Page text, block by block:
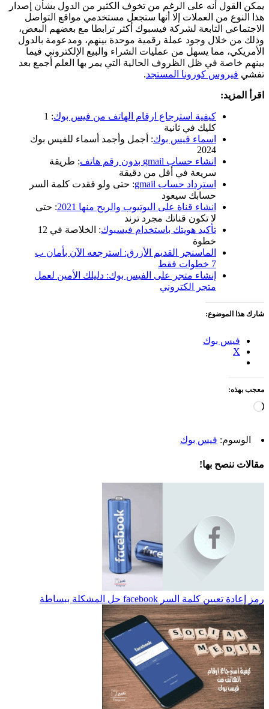
يمكن القول أنه على الرغم من تخوف الكثير من الدول بشأن إصدار
هذا النوع من العملات إلا أنها ستجعل مستخدمي مواقع التواصل
الاجتماعي التابعة لشركة فيسبوك أكثر ترابطا مع بعضهم البعض،
وذلك من خلال وجود عملة رقمية موحدة بينهم، ومدعومة بالدول
الأمريكي، مما يسهل من عمليات الشراء والبيع الإلكتروني فيما
بينهم خاصة في ظل الظروف الحالية التي يمر بها العلم أجمع بعد
تفشي فيروس كورونا المستجد.
اقرأ المزيد:
كيفية استرجاع ارقام الهاتف من فيس بوك
: 1
كليك في ثانية
اسماء فيس بوك: أجمل وأجمد أسماء للفيس بوك
2024
انشاء حساب gmail بدون رقم هاتف
: طريقة
سريعة في أقل من دقيقة
استرداد حساب gmail
: حتى ولو فقدت كلمة السر
حسابك سيعود
انشاء قناة على اليوتيوب والربح منها 2021
: حتى
لا تكون قناتك مجرد ترند
تأكيد هويتك باستخدام فيسبوك
: الخلاصة في 12
خطوة
الماسنجر القديم الأزرق: استرجعه الآن بأمان ب
7 خطوات فقط
إنشاء متجر على الفيس بوك: دليلك الأمين لعمل
متجر الكتروني
شارك هذا الموضوع:
فيس بوك
X
معجب بهذه:
جاري
الوسوم: فيس بوك
مقالات ننصح بها!
رمز إعادة تعيين كلمة السر facebook حل المشكلة ببساطة